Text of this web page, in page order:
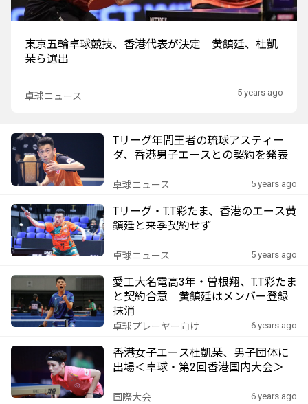
東京五輪卓球競技、香港代表が決定 黄鎮廷、杜凱
琹ら選出
卓球ニュース 5 years ago
Tリーグ年間王者の琉球アスティー
ダ、香港男子エースとの契約を発表
卓球ニュース 5 years ago
Tリーグ・T.T彩たま、香港のエース黄
鎮廷と来季契約せず
卓球ニュース 5 years ago
愛工大名電高3年・曽根翔、T.T彩たま
と契約合意 黄鎮廷はメンバー登録
抹消
卓球プレーヤー向け 6 years ago
香港女子エース杜凱琹、男子団体に
出場＜卓球・第2回香港国内大会＞
国際大会 6 years ago